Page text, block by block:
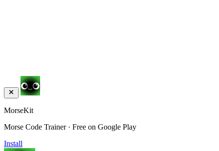
MorseKit
Morse Code Trainer · Free on Google Play
Install